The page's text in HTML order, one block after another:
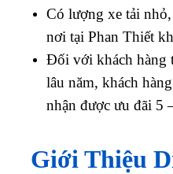
Có lượng xe tải
nơi tại Phan Thiết
Đối với khách hàng
lâu năm, khách
nhận được ưu đãi 5
Giới Thiệu